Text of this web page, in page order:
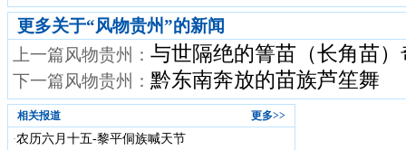
更多关于“风物贵州”的新闻
上一篇风物贵州： 与世隔绝的箐苗（长角苗
下一篇风物贵州： 黔东南奔放的苗族芦笙舞
更多>>
相关报道
·农历六月十五-黎平侗族喊天节